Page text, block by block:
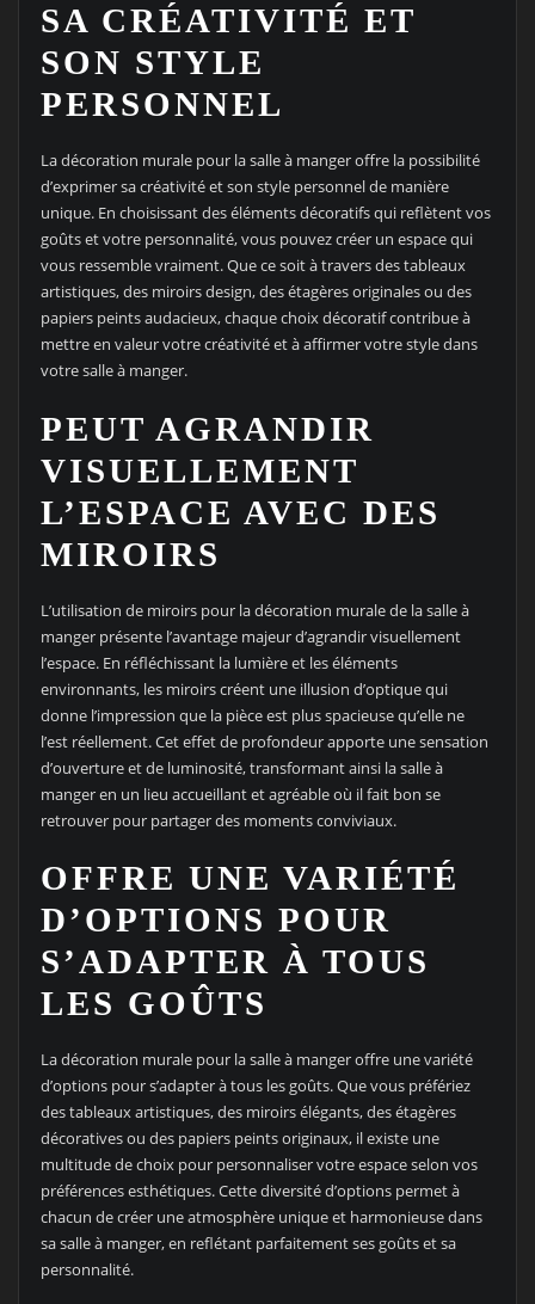
SA CRÉATIVITÉ ET
SON STYLE
PERSONNEL
La décoration murale pour la salle à manger offre la possibilité
d’exprimer sa créativité et son style personnel de manière
unique. En choisissant des éléments décoratifs qui reflètent vos
goûts et votre personnalité, vous pouvez créer un espace qui
vous ressemble vraiment. Que ce soit à travers des tableaux
artistiques, des miroirs design, des étagères originales ou des
papiers peints audacieux, chaque choix décoratif contribue à
mettre en valeur votre créativité et à affirmer votre style dans
votre salle à manger.
PEUT AGRANDIR
VISUELLEMENT
L’ESPACE AVEC DES
MIROIRS
L’utilisation de miroirs pour la décoration murale de la salle à
manger présente l’avantage majeur d’agrandir visuellement
l’espace. En réfléchissant la lumière et les éléments
environnants, les miroirs créent une illusion d’optique qui
donne l’impression que la pièce est plus spacieuse qu’elle ne
l’est réellement. Cet effet de profondeur apporte une sensation
d’ouverture et de luminosité, transformant ainsi la salle à
manger en un lieu accueillant et agréable où il fait bon se
retrouver pour partager des moments conviviaux.
OFFRE UNE VARIÉTÉ
D’OPTIONS POUR
S’ADAPTER À TOUS
LES GOÛTS
La décoration murale pour la salle à manger offre une variété
d’options pour s’adapter à tous les goûts. Que vous préfériez
des tableaux artistiques, des miroirs élégants, des étagères
décoratives ou des papiers peints originaux, il existe une
multitude de choix pour personnaliser votre espace selon vos
préférences esthétiques. Cette diversité d’options permet à
chacun de créer une atmosphère unique et harmonieuse dans
sa salle à manger, en reflétant parfaitement ses goûts et sa
personnalité.